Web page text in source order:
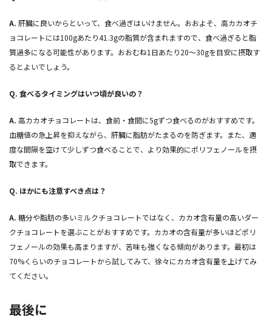
A. 肝臓に良いからといって、食べ過ぎはいけません。おおよそ、高カカオチ
ョコレートには100gあたり41.3gの脂質が含まれますので、食べ過ぎると脂
質過多になる可能性があります。おおむね1日あたり20～30gを目安に摂取す
るとよいでしょう。
Q. 食べるタイミングはいつ頃が良いの？
A. 高カカオチョコレートは、食前・食間に5gずつ食べるのがおすすめです。
血糖値の急上昇を抑えながら、肝臓に脂肪がたまるのを防ぎます。また、適
度な間隔を空けて少しずつ食べることで、より効果的にポリフェノールを摂
取できます。
Q. ほかにも注意すべき点は？
A. 糖分や脂肪の多いミルクチョコレートではなく、カカオ含有量の高いダー
クチョコレートを選ぶことがおすすめです。カカオの含有量が多いほどポリ
フェノールの効果も高まりますが、苦味も強くなる傾向があります。最初は
70%くらいのチョコレートから試してみて、徐々にカカオ含有量を上げてみ
てください。
最後に